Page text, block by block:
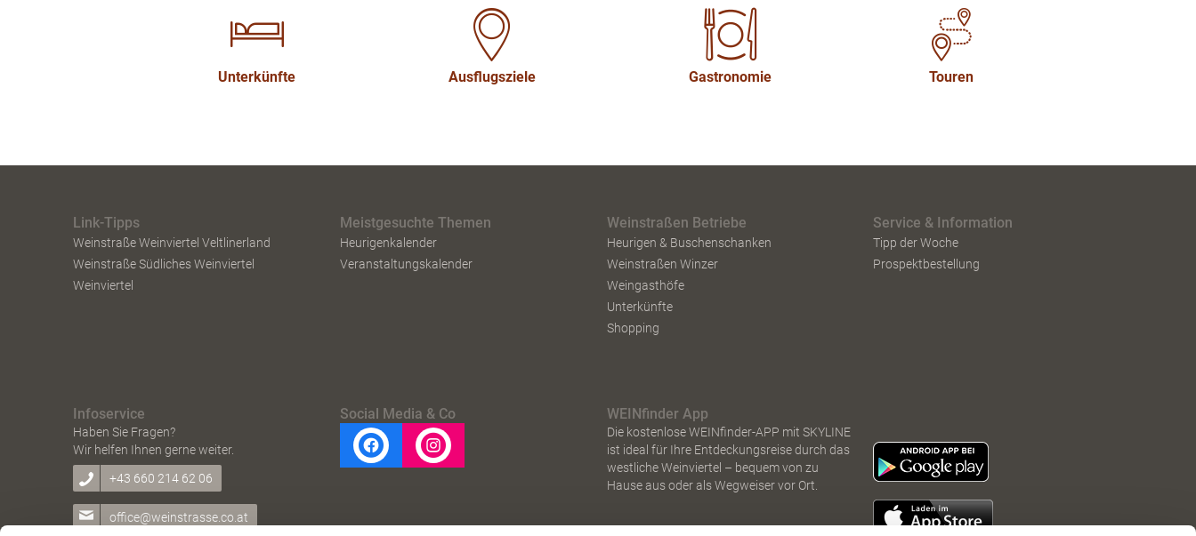
Unterkünfte Ausflugsziele Gastronomie Touren
Link-Tipps
Weinstraße Weinviertel Veltlinerland
Weinstraße Südliches Weinviertel
Weinviertel
Meistgesuchte Themen
Heurigenkalender
Veranstaltungskalender
Weinstraßen Betriebe
Heurigen & Buschenschanken
Weinstraßen Winzer
Weingasthöfe
Unterkünfte
Shopping
Service & Information
Tipp der Woche
Prospektbestellung
Infoservice
Haben Sie Fragen?
Wir helfen Ihnen gerne weiter.
+43 660 214 62 06
office@weinstrasse.co.at
Social Media & Co WEINfinder App
Die kostenlose WEINfinder-APP mit SKYLINE
ist ideal für Ihre Entdeckungsreise durch das
westliche Weinviertel – bequem von zu
Hause aus oder als Wegweiser vor Ort.